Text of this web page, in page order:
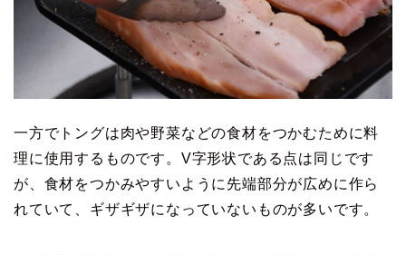
一方でトングは肉や野菜などの食材をつかむために料
理に使用するものです。V字形状である点は同じです
が、食材をつかみやすいように先端部分が広めに作ら
れていて、ギザギザになっていないものが多いです。